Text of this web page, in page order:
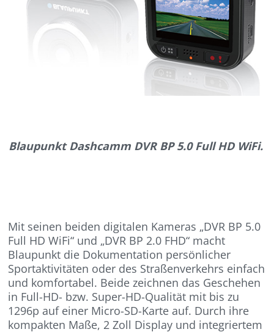
Blaupunkt Dashcamm DVR BP 5.0 Full HD WiFi.
Mit seinen beiden digitalen Kameras „DVR BP 5.0
Full HD WiFi“ und „DVR BP 2.0 FHD“ macht
Blaupunkt die Dokumentation persönlicher
Sportaktivitäten oder des Straßenverkehrs einfach
und komfortabel. Beide zeichnen das Geschehen
in Full-HD- bzw. Super-HD-Qualität mit bis zu
1296p auf einer Micro-SD-Karte auf. Durch ihre
kompakten Maße, 2 Zoll Display und integriertem